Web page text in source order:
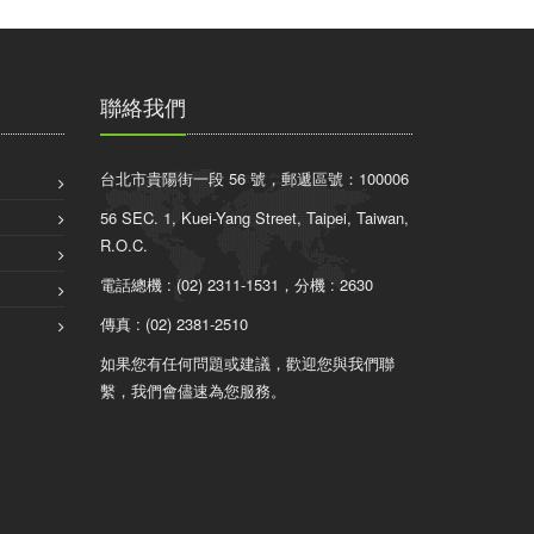
聯絡我們
台北市貴陽街一段 56 號，郵遞區號：100006
56 SEC. 1, Kuei-Yang Street, Taipei, Taiwan,
R.O.C.
電話總機 : (02) 2311-1531，分機 : 2630
傳真 : (02) 2381-2510
如果您有任何問題或建議，歡迎您與我們聯
繫，我們會儘速為您服務。